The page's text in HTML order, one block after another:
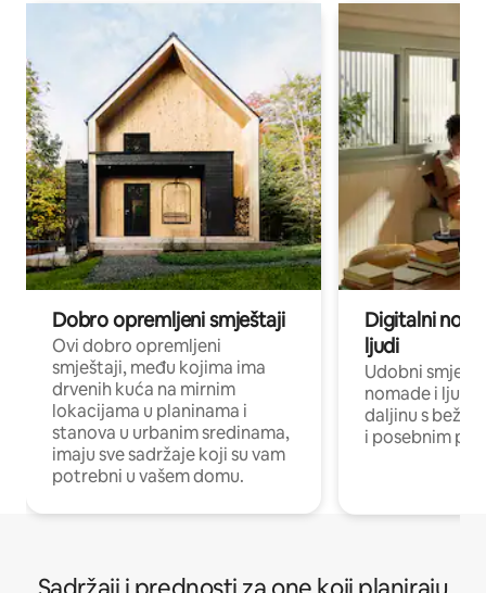
Dobro opremljeni smještaji
Ovi dobro opremljeni
smještaji, među kojima ima
drvenih kuća na mirnim
lokacijama u planinama i
stanova u urbanim sredinama,
imaju sve sadržaje koji su vam
potrebni u vašem domu.
Digitalni
ljudi
Udobni
nomade i ljude
daljinu s
i posebnim